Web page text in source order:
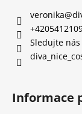
veronika@
Sledujte
Informace